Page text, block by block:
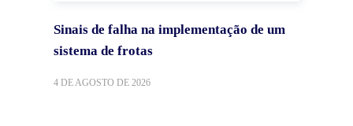
Sinais de falha na implementação de um
sistema de frotas
4 DE AGOSTO DE 2026